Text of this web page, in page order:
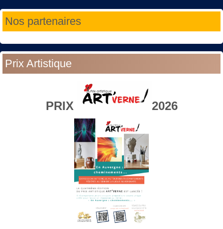
Nos partenaires
Prix Artistique
PRIX 2026
Année
précédente
Mois
précédent
Année
suivante
Mois
suivant